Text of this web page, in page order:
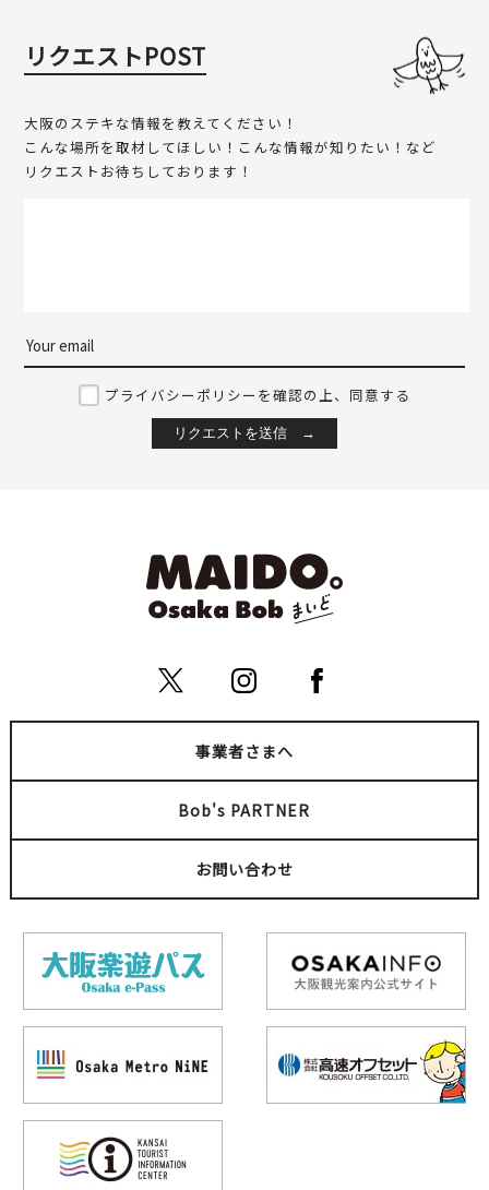
リクエストPOST
大阪のステキな情報を教えてください！
こんな場所を取材してほしい！こんな情報が知りたい！など
リクエストお待ちしております！
プライバシーポリシーを確認の上、同意する
事業者さまへ
Bob's PARTNER
お問い合わせ